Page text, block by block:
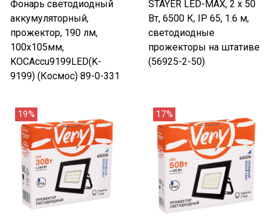
Фонарь светодиодный
аккумуляторный,
прожектор, 190 лм,
100х105мм,
KOCAccu9199LED(K-
9199) (Космос) 89-0-331
STAYER LED-MAX, 2 х 50
Вт, 6500 К, IP 65, 1.6 м,
светодиодные
прожекторы на штативе
(56925-2-50)
19% 17%